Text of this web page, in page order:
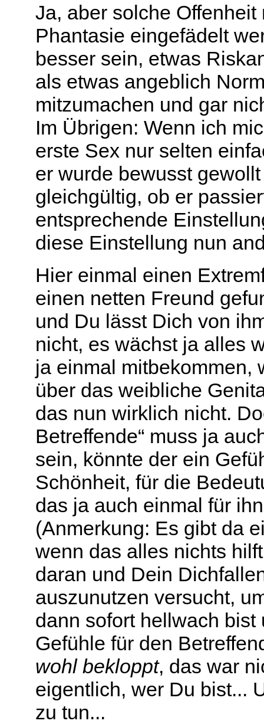
Ja, aber solche
Phantasie eingefädelt
besser sein, etwas
als etwas angeblich
mitzumachen und gar
Im Übrigen: Wenn ich
erste Sex nur selten
er wurde bewusst
gleichgültig, ob er
entsprechende
diese Einstellung nun
Hier einmal einen
einen netten Freund
und Du lässt Dich von
nicht, es wächst ja alles
ja einmal mitbekommen,
über das weibliche
das nun wirklich nicht.
Betreffende“ muss ja
sein, könnte der ein
Schönheit, für die
das ja auch einmal für
(Anmerkung: Es gibt da
wenn das alles nichts
daran und Dein
auszunutzen versucht,
dann sofort hellwach
Gefühle für den
wohl bekloppt, das war
eigentlich, wer Du bist...
zu tun...